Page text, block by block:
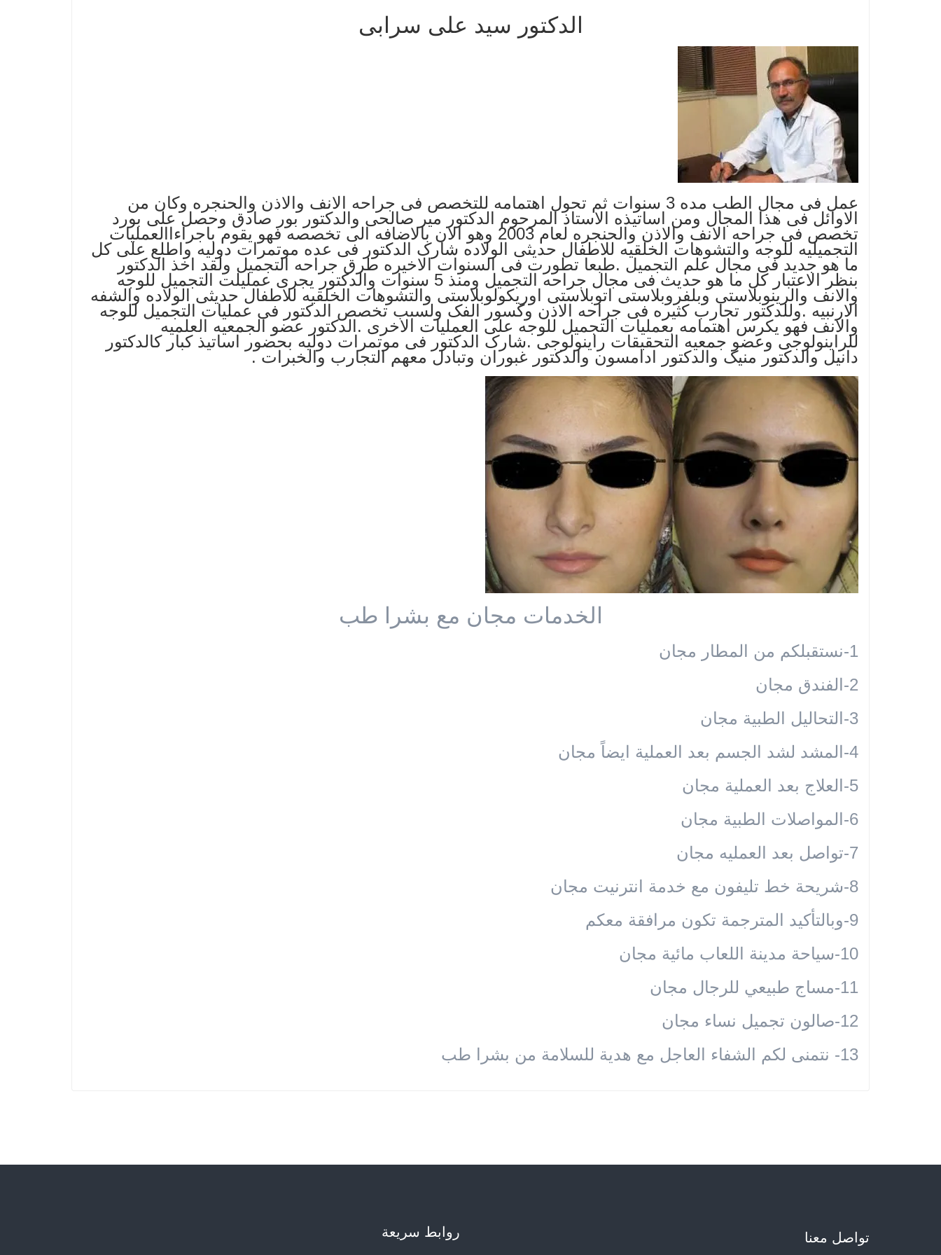
الدکتور سید علی سرابی
عمل فی مجال الطب مده 3 سنوات ثم تحول اهتمامه للتخصص فی جراحه الانف والاذن والحنجره وکان من
الاوائل فی هذا المجال ومن اساتیذه الاستاذ المرحوم الدکتور میر صالحی والدکتور بور صادق وحصل علی بورد
تخصص فی جراحه الانف والاذن والحنجره لعام 2003 وهو الان بالاضافه الی تخصصه فهو یقوم باجراءاالعملیات
التجمیلیه للوجه والتشوهات الخلقیه للاطفال حدیثی الولاده شارک الدکتور فی عده موتمرات دولیه واطلع علی کل
ما هو جدید فی مجال علم التجمیل .طبعا تطورت فی السنوات الاخیره طرق جراحه التجمیل ولقد اخذ الدکتور
بنظر الاعتبار کل ما هو حدیث فی مجال جراحه التجمیل ومنذ 5 سنوات والدکتور یجری عملیلت التجمیل للوجه
والانف والرینوبلاستی وبلفروبلاستی اتوبلاستی اوریکولوبلاستی والتشوهات الخلقیه للاطفال حدیثی الولاده والشفه
الارنبیه .وللدکتور تجارب کثیره فی جراحه الاذن وکسور الفک ولسبب تخصص الدکتور فی عملیات التجمیل للوجه
والانف فهو یکرس اهتمامه بعملیات التجمیل للوجه علی العملیات الاخری .الدکتور عضو الجمعیه العلمیه
للراینولوجی وعضو جمعیه التحقیقات راینولوجی .شارک الدکتور فی موتمرات دولیه بحضور اساتیذ کبار کالدکتور
دانیل والدکتور منیک والدکتور ادامسون والدکتور غبوران وتبادل معهم التجارب والخبرات .
الخدمات مجان مع بشرا طب
1-نستقبلكم من المطار مجان
2-الفندق مجان
3-التحاليل الطبية مجان
4-المشد لشد الجسم بعد العملية ايضاً مجان
5-العلاج بعد العملية مجان
6-المواصلات الطبية مجان
7-تواصل بعد العمليه مجان
8-شريحة خط تليفون مع خدمة انترنيت مجان
9-وبالتأكيد المترجمة تكون مرافقة معكم
10-سياحة مدينة اللعاب مائية مجان
11-مساج طبيعي للرجال مجان
12-صالون تجميل نساء مجان
13- نتمنى لكم الشفاء العاجل مع هدية للسلامة من بشرا طب
تواصل معنا روابط سریعة